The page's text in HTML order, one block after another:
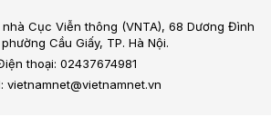
Cục Viễn thông (VNTA), 68 Dương Đình
Cầu Giấy, TP. Hà Nội.
thoại: 02437674981
vietnamnet@vietnamnet.vn